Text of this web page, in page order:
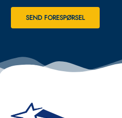
SEND FORESPØRSEL